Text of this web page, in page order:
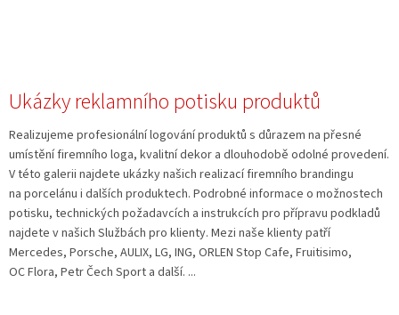
Ukázky reklamního potisku produktů
Realizujeme profesionální logování produktů s důrazem na přesné
umístění firemního loga, kvalitní dekor a dlouhodobě odolné provedení.
V této galerii najdete ukázky našich realizací firemního brandingu
na porcelánu i dalších produktech. Podrobné informace o možnostech
potisku, technických požadavcích a instrukcích pro přípravu podkladů
najdete v našich Službách pro klienty. Mezi naše klienty patří
Mercedes, Porsche, AULIX, LG, ING, ORLEN Stop Cafe, Fruitisimo,
OC Flora, Petr Čech Sport a další. ...